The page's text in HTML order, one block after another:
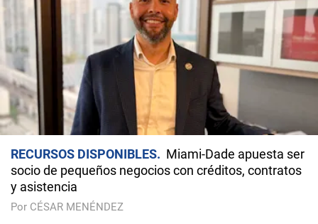
RECURSOS DISPONIBLES
Miami-Dade apuesta ser
socio de pequeños negocios con créditos, contratos
y asistencia
Por CÉSAR MENÉNDEZ